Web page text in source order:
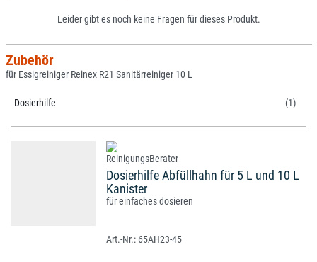
Leider gibt es noch keine Fragen für dieses Produkt.
Zubehör
für Essigreiniger Reinex R21 Sanitärreiniger 10 L
Dosierhilfe (1)
Dosierhilfe Abfüllhahn für 5 L und 10 L
Kanister
für einfaches dosieren
65AH23-45